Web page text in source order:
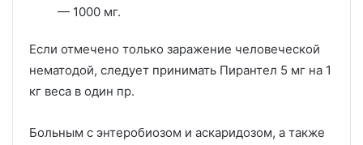
— 1000 мг.
Если отмечено только заражение человеческой
нематодой, следует принимать Пирантел 5 мг на 1
кг веса в один пр.
Больным с энтеробиозом и аскаридозом, а также